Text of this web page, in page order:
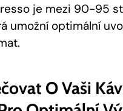
je mezi 90-95
umožní optimální
O Vaši